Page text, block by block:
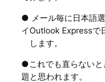
● メール毎に日本語
イOutlook Expressで
します。
●これでも直らないと
題と思われます。